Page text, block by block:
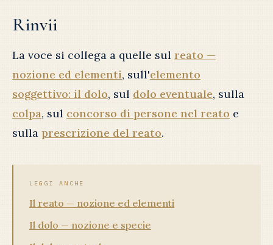
Rinvii
La voce si collega a quelle sul reato —
nozione ed elementi, sull'elemento
soggettivo: il dolo, sul dolo eventuale, sulla
colpa, sul concorso di persone nel reato e
sulla prescrizione del reato.
LEGGI ANCHE
Il reato — nozione ed elementi
Il dolo — nozione e specie